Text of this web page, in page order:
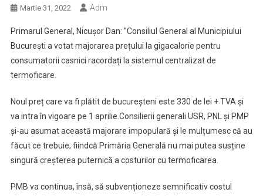
Martie 31, 2022 Adm
Primarul General, Nicușor Dan: ”Consiliul General al Municipiului
București a votat majorarea prețului la gigacalorie pentru
consumatorii casnici racordați la sistemul centralizat de
termoficare.
Noul preț care va fi plătit de bucureșteni este 330 de lei + TVA și
va intra în vigoare pe 1 aprilie.Consilierii generali USR, PNL și PMP
și-au asumat această majorare impopulară și le mulțumesc că au
făcut ce trebuie, fiindcă Primăria Generală nu mai putea susține
singură creșterea puternică a costurilor cu termoficarea.
PMB va continua, însă, să subvenționeze semnificativ costul